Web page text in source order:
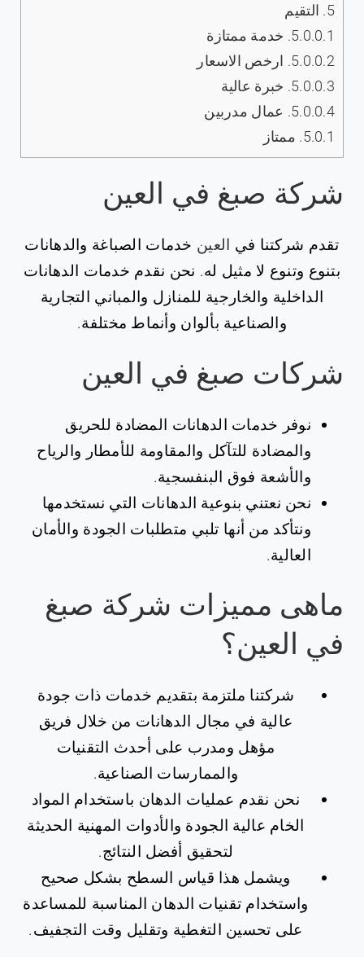
5. التقيم
5.0.0.1. خدمة ممتازة
5.0.0.2. ارخص الاسعار
5.0.0.3. خبرة عالية
5.0.0.4. عمال مدربين
5.0.1. ممتاز
شركة صبغ في العين
تقدم شركتنا في العين خدمات الصباغة والدهانات
بتنوع وتنوع لا مثيل له. نحن نقدم خدمات الدهانات
الداخلية والخارجية للمنازل والمباني التجارية
والصناعية بألوان وأنماط مختلفة.
شركات صبغ في العين
نوفر خدمات الدهانات المضادة للحريق
والمضادة للتآكل والمقاومة للأمطار والرياح
والأشعة فوق البنفسجية.
نحن نعتني بنوعية الدهانات التي نستخدمها
ونتأكد من أنها تلبي متطلبات الجودة والأمان
العالية.
ماهى مميزات شركة صبغ
في العين؟
شركتنا ملتزمة بتقديم خدمات ذات جودة
عالية في مجال الدهانات من خلال فريق
مؤهل ومدرب على أحدث التقنيات
والممارسات الصناعية.
نحن نقدم عمليات الدهان باستخدام المواد
الخام عالية الجودة والأدوات المهنية الحديثة
لتحقيق أفضل النتائج.
ويشمل هذا قياس السطح بشكل صحيح
واستخدام تقنيات الدهان المناسبة للمساعدة
على تحسين التغطية وتقليل وقت التجفيف.